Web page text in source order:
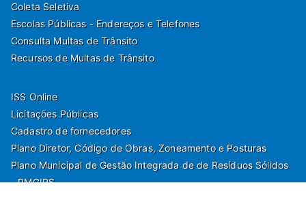
Coleta Seletiva
Escolas Públicas - Endereços e Telefones
Consulta Multas de Trânsito
Recursos de Multas de Trânsito
ISS Online
Licitações Públicas
Cadastro de fornecedores
Plano Diretor, Código de Obras, Zoneamento e Posturas
Plano Municipal de Gestão Integrada de de Resíduos Sólidos
- PMGIRS